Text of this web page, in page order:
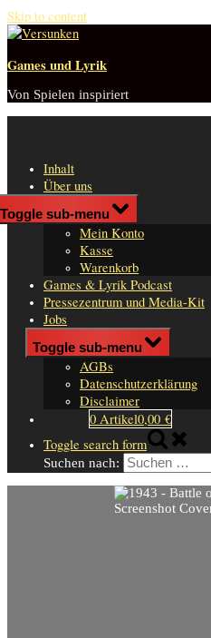
Skip to content
Games und Lyrik
Von Spielen inspiriert
Inhalt
Über uns
Shop
Toggle sub-menu
Mein Konto
Kasse
Warenkorb
Games & Lyrik Podcast
Pressezentrum und Media-Kit
Jobs
Impressum
Toggle sub-menu
AGBs
Datenschutzerklärung
Disclaimer
0 Artikel0,00 €
Toggle search form
Suchen nach: